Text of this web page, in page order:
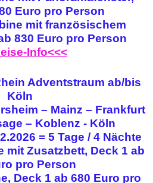
Euro pro Person
mit französischem
830 Euro pro Person
Info<<<
Adventstraum ab/bis
Köln
– Mainz – Frankfurt
– Koblenz - Köln
= 5 Tage / 4 Nächte
mit Zusatzbett, Deck 1 ab
pro Person
Deck 1 ab 680 Euro pro